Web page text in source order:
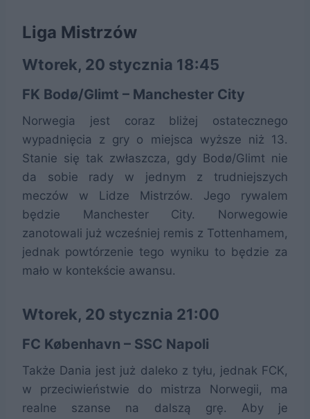
Liga Mistrzów
Wtorek, 20 stycznia 18:45
FK Bodø/Glimt – Manchester City
Norwegia jest coraz bliżej ostatecznego
wypadnięcia z gry o miejsca wyższe niż 13.
Stanie się tak zwłaszcza, gdy Bodø/Glimt nie
da sobie rady w jednym z trudniejszych
meczów w Lidze Mistrzów. Jego rywalem
będzie Manchester City. Norwegowie
zanotowali już wcześniej remis z Tottenhamem,
jednak powtórzenie tego wyniku to będzie za
mało w kontekście awansu.
Wtorek, 20 stycznia 21:00
FC København – SSC Napoli
Także Dania jest już daleko z tyłu, jednak FCK,
w przeciwieństwie do mistrza Norwegii, ma
realne szanse na dalszą grę. Aby je